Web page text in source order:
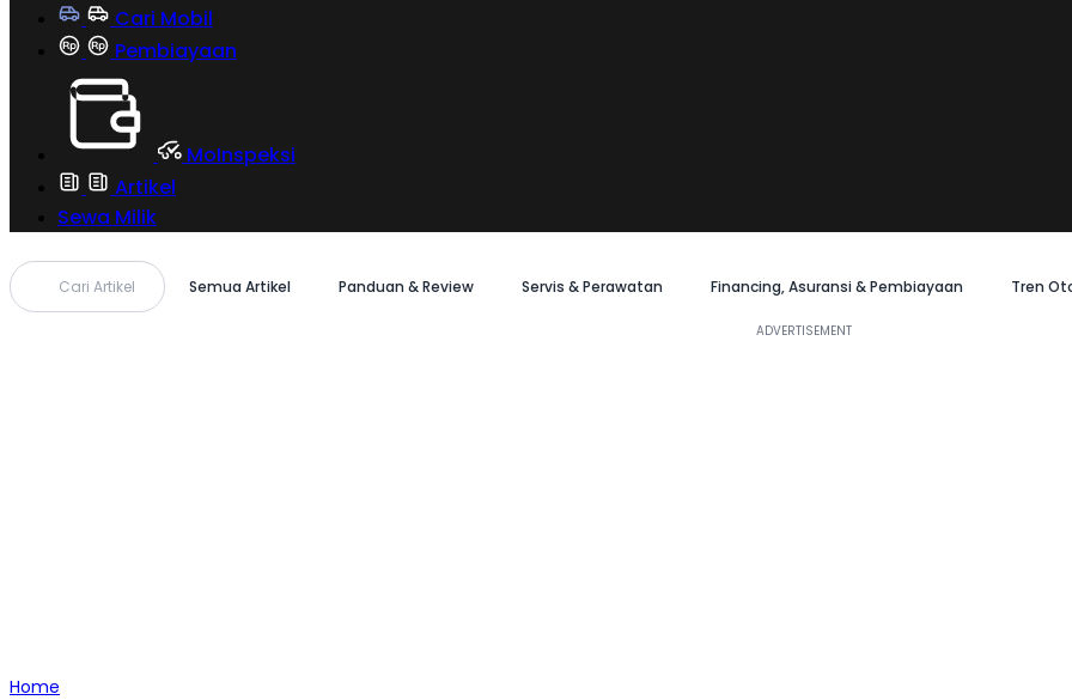
Cari Mobil
Pembiayaan
MoInspeksi
Artikel
Sewa Milik
Cari Artikel Semua Artikel Panduan & Review Servis & Perawatan Financing, Asuransi & Pembiayaan Tren
Home